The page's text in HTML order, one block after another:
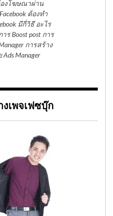
งโฆษณาผ่าน
ต้องทำ
มีกี่วิธี อะไร
Boost post การ
การสร้าง
Manager
เพจเฟซบุ๊ก